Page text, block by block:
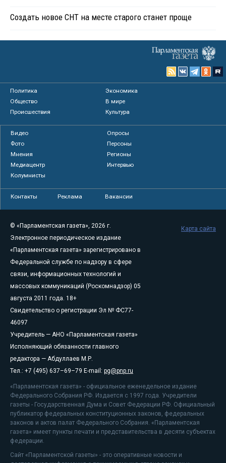
Создать новое СНТ на месте старого станет проще
Политика
Экономика
Общество
В мире
Происшествия
Культура
Видео
Опросы
Фото
Персоны
Мнения
Регионы
Медиацентр
Интервью
Колумнисты
Контакты Реклама Вакансии
© «Парламентская газета», 2026 г.
Электронное периодическое издание
«Парламентская газета» зарегистрировано в
Федеральной службе по надзору в сфере
связи, информационных технологий и
массовых коммуникаций (Роскомнадзор) 05
августа 2011 года. 18+
Свидетельство о регистрации Эл № ФС77-
46097
Учредитель — АНО «Парламентская газета»
Исполняющий обязанности главного
редактора — Абдуллаев М.Р.
Тел.: +7 (495) 637–69–79 E-mail: pg@pnp.ru
«Парламентская газета» - официальное еженедельное издание
Федерального Собрания РФ. Издается с 1997 года. Учредители
газеты - Государственная Дума и Совет Федерации РФ. Официальный
публикатор федеральных конституционных законов, федеральных
законов и актов палат Федерального Собрания. «Парламентская
газета» имеет пункты печати и представительства в десяти субъектах
федерации.
Сайт «Парламентской газеты» - это оперативные новости и
Карта сайта